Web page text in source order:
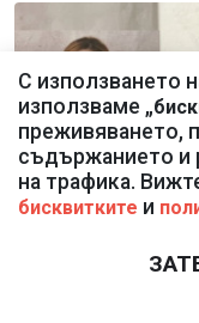
С използването
използваме „
преживяването,
съдържанието и
на трафика.
бисквитките и